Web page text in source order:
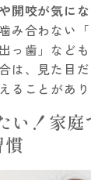
開咬が気にな
み合わない
っ歯」など
は、見た目
ることがあり
い！家